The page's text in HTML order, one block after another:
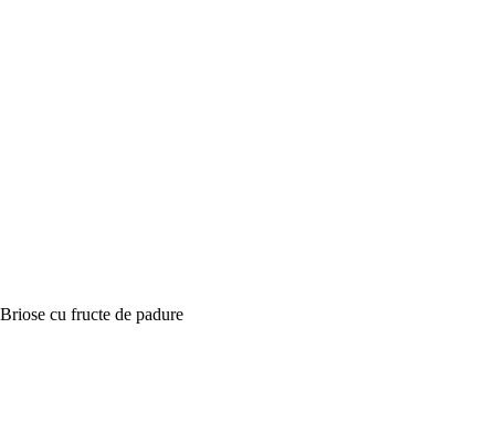
Briose cu fructe de padure